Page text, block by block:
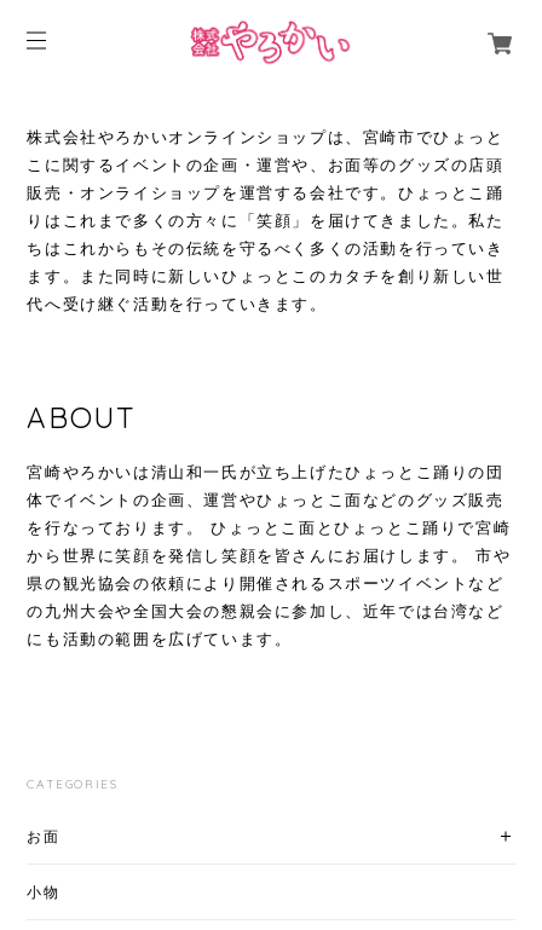
株式会社やろかいオンラインショップは、宮崎市でひょっと
こに関するイベントの企画・運営や、お面等のグッズの店頭
販売・オンライショップを運営する会社です。ひょっとこ踊
りはこれまで多くの方々に「笑顔」を届けてきました。私た
ちはこれからもその伝統を守るべく多くの活動を行っていき
ます。また同時に新しいひょっとこのカタチを創り新しい世
代へ受け継ぐ活動を行っていきます。
ABOUT
宮崎やろかいは清山和一氏が立ち上げたひょっとこ踊りの団
体でイベントの企画、運営やひょっとこ面などのグッズ販売
を行なっております。 ひょっとこ面とひょっとこ踊りで宮崎
から世界に笑顔を発信し笑顔を皆さんにお届けします。 市や
県の観光協会の依頼により開催されるスポーツイベントなど
の九州大会や全国大会の懇親会に参加し、近年では台湾など
にも活動の範囲を広げています。
CATEGORIES
お面
小物